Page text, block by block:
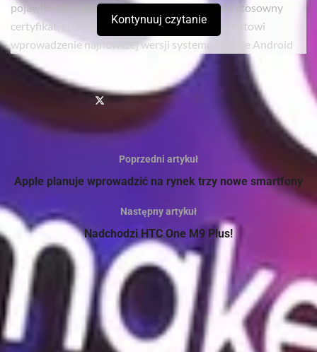
pojawiło się w
Bluetooth SIG, gdzie otrzymało stosowny
certyfikat, który pozwala japońskiemu producentowi
wprowadzenie najnowszej wersji systemu Google Android
do obiegu dla swoich produktów. Tym razem „lizak” trafi do
wcześniej przez mnie wspomnianych modeli, czyliXperii Z1,
, a takżeXperii Z1 Compact
. Jeżeli wszystko
pójdzie po myśli, to
Lollipoppowinien zawitać do
wymienionych urządzeń już na początku przyszłego
Sprawdź również
Verbatim prezentuje smukły i stylowy przenośny dysk
twardy dla użytkowników komputerów MAC oraz PC
Verbatim prezentuje nowe dyski SSD na złączach NVMe
PCIe oraz SATA III M.2 do modernizacji systemów
Kontynuuj czytanie
Poprzedni artykuł
Apple planuje wprowadzić na rynek trzy nowe smartfony
Następny artykuł
Nadchodzi HTC One M9 Plus!